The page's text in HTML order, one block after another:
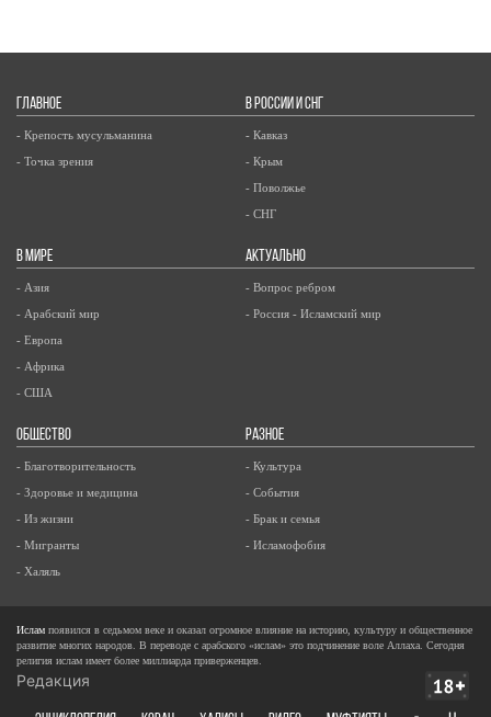
ГЛАВНОЕ
- Крепость мусульманина
- Точка зрения
В РОССИИ И СНГ
- Кавказ
- Крым
- Поволжье
- СНГ
В МИРЕ
- Азия
- Арабский мир
- Европа
- Африка
- США
АКТУАЛЬНО
- Вопрос ребром
- Россия - Исламский мир
ОБЩЕСТВО
- Благотворительность
- Здоровье и медицина
- Из жизни
- Мигранты
- Халяль
РАЗНОЕ
- Культура
- События
- Брак и семья
- Исламофобия
Ислам появился в седьмом веке и оказал огромное влияние на историю, культуру и общественное
развитие многих народов. В переводе с арабского «ислам» это подчинение воле Аллаха. Сегодня
религия ислам имеет более миллиарда приверженцев.
Редакция